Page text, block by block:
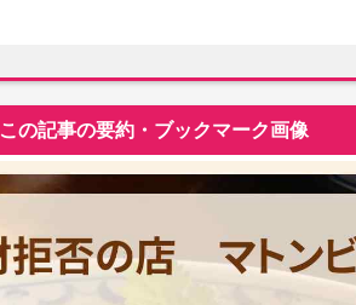
この記事の要約・ブックマーク画像